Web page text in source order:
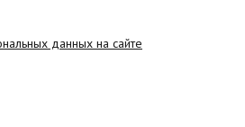
данных на сайте